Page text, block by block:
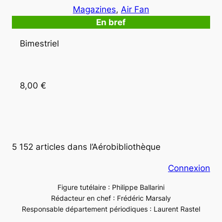
Magazines, Air Fan
En bref
Bimestriel
8,00 €
5 152 articles dans l’Aérobibliothèque
Connexion
Figure tutélaire : Philippe Ballarini
Rédacteur en chef : Frédéric Marsaly
Responsable département périodiques : Laurent Rastel